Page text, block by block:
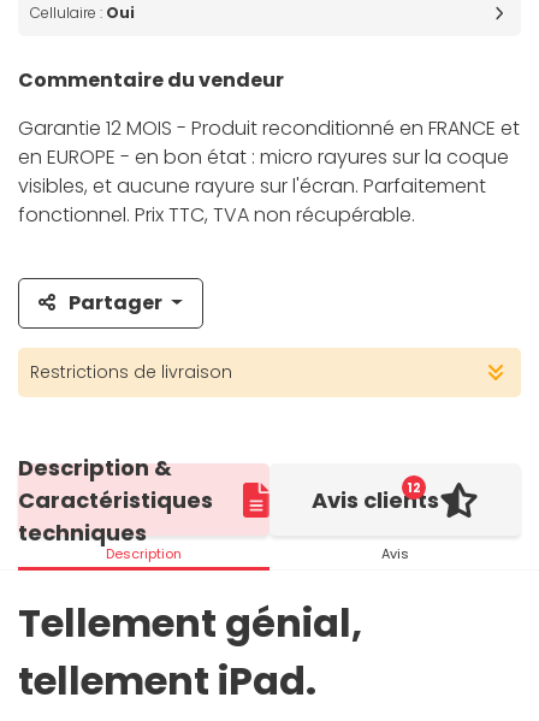
Cellulaire : Oui
Commentaire du vendeur
Garantie 12 MOIS - Produit reconditionné en FRANCE et
en EUROPE - en bon état : micro rayures sur la coque
visibles, et aucune rayure sur l'écran. Parfaitement
fonctionnel. Prix TTC, TVA non récupérable.
Partager
Restrictions de livraison
Description &
Caractéristiques
techniques
Description
12
Avis clients
Avis
Tellement génial,
tellement iPad.